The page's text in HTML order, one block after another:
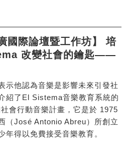
國際論壇暨工作坊】 培
改變社會的鑰匙——
示他認為音樂是影響未來引發社
紹了El Sistema音樂教育系統的
會行動音樂計畫，它是於 1975
（José Antonio Abreu）所創立
年得以免費接受音樂教育。